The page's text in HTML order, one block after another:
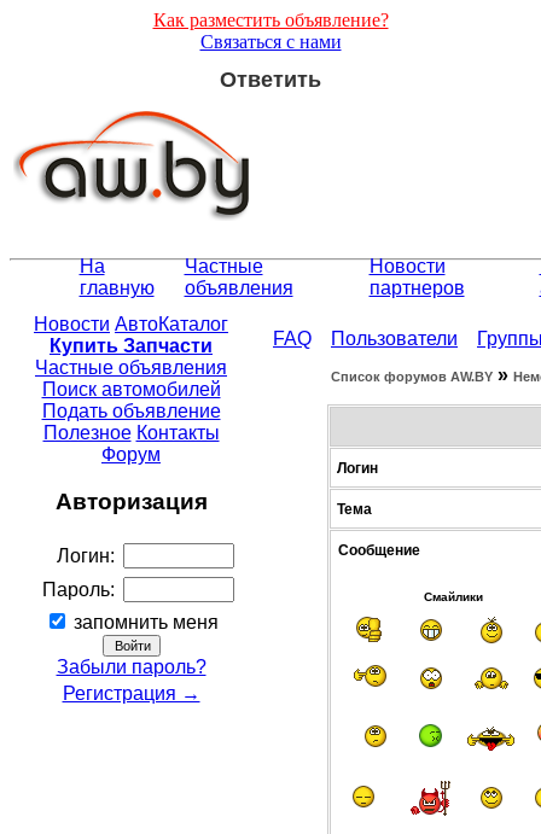
Как разместить объявление?
Связаться с нами
Ответить
На
главную
Частные
объявления
Новости
партнеров
Новости АвтоКаталог
Купить Запчасти
Частные объявления
Поиск автомобилей
Подать объявление
Полезное Контакты
Форум
Авторизация
Логин:
Пароль:
запомнить меня
Забыли пароль?
Регистрация →
FAQ Пользователи
Список форумов АW.BY »
Логин
Тема
Сообщение
Смайлики